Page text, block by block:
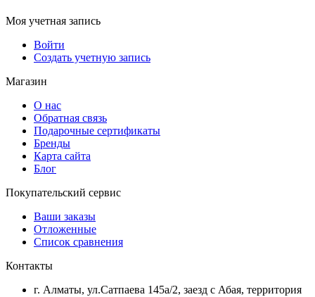
Моя учетная запись
Войти
Создать учетную запись
Магазин
О нас
Обратная связь
Подарочные сертификаты
Бренды
Карта сайта
Блог
Покупательский сервис
Ваши заказы
Отложенные
Список сравнения
Контакты
г. Алматы, ул.Сатпаева 145а/2, заезд с Абая, территория